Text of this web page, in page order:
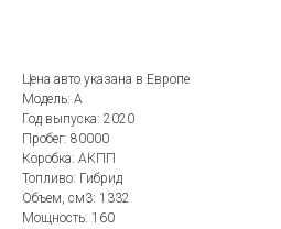
Цена авто указана в Европе
Модель: A
Год выпуска: 2020
Пробег: 80000
Коробка: АКПП
Топливо: Гибрид
Объем, см3: 1332
Мощность: 160